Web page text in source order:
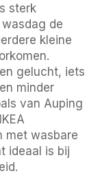
sterk
de
kleine
gelucht, iets
minder
van Auping
met wasbare
ideaal is bij